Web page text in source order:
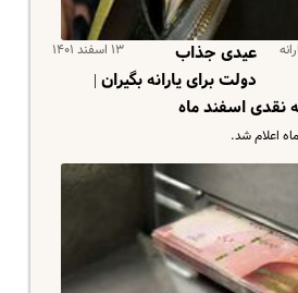
۱۳ اسفند ۱۴۰۱
عیدی جذاب
دولت برای یارانه بگیران |
نقدی اسفند ماه
اعلام شد.